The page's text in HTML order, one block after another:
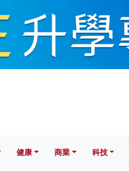
健康 科技
健康 商業 科技